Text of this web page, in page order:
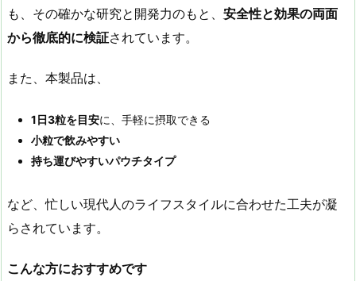
も、その確かな研究と開発力のもと、 安全性と効果の両面
から徹底的に検証されています。
また、本製品は、
1日3粒を目安に、手軽に摂取できる
小粒で飲みやすい
持ち運びやすいパウチタイプ
など、忙しい現代人のライフスタイルに合わせた工夫が凝
らされています。
こんな方におすすめです